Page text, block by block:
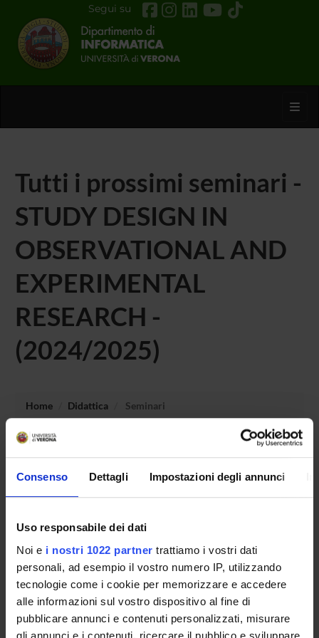
Consenso Dettagli Impostazioni degli annunci
Uso responsabile dei dati
Noi e i nostri 1022 partner trattiamo i vostri dati
personali, ad esempio il vostro numero IP, utilizzando
tecnologie come i cookie per memorizzare e accedere
alle informazioni sul vostro dispositivo al fine di
pubblicare annunci e contenuti personalizzati, misurare
gli annunci e i contenuti, ricercare il pubblico e sviluppare
Segui su
Tutti i prossimi seminari -
STUDY DESIGN IN
OBSERVATIONAL AND
EXPERIMENTAL
RESEARCH -
(2024/2025)
Home Didattica Seminari
Non è stato trovato alcun seminario relativo
AND EXPERIMENTAL RESEARCH.
OFFERTA FORMATIVA
CORSI DI STUDIO
DOTTORATI, MASTER E FORMAZIONE SUPERIORE